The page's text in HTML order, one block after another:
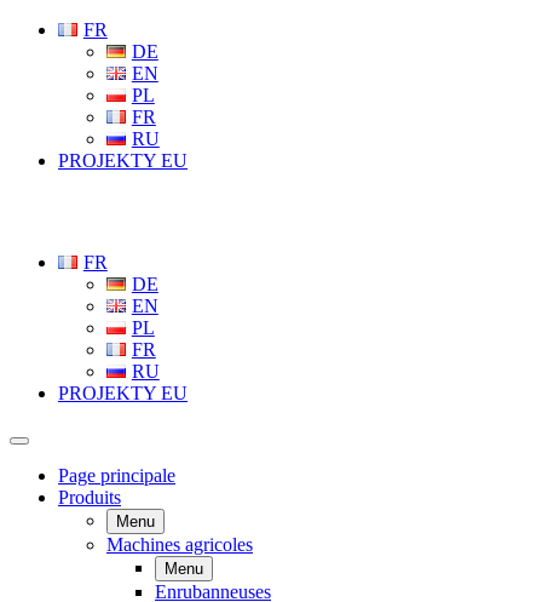
FR
DE
EN
PL
FR
RU
PROJEKTY EU
FR
DE
EN
PL
FR
RU
PROJEKTY EU
Page principale
Produits
Menu
Machines agricoles
Menu
Enrubanneuses